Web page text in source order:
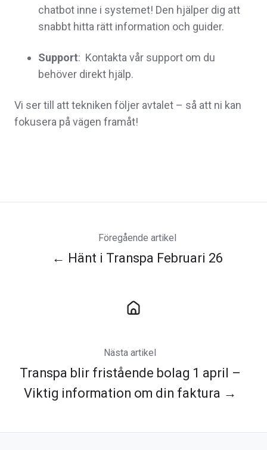
chatbot inne i systemet! Den hjälper dig att
snabbt hitta rätt information och guider.
Support: Kontakta vår support om du
behöver direkt hjälp.
Vi ser till att tekniken följer avtalet – så att ni kan
fokusera på vägen framåt!
Föregående artikel
← Hänt i Transpa Februari 26
Nästa artikel
Transpa blir fristående bolag 1 april –
Viktig information om din faktura →